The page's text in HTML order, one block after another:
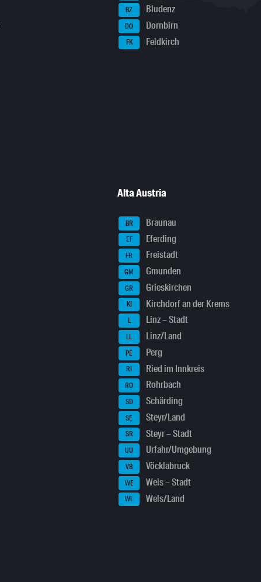
BZ Bludenz
DO Dornbirn
FK Feldkirch
Alta Austria
BR Braunau
EF Eferding
FR Freistadt
GM Gmunden
GR Grieskirchen
KI Kirchdorf an der Krems
L Linz – Stadt
LL Linz/Land
PE Perg
RI Ried im Innkreis
RO Rohrbach
SD Schärding
SE Steyr/Land
SR Steyr – Stadt
UU Urfahr/Umgebung
VB Vöcklabruck
WE Wels – Stadt
WL Wels/Land